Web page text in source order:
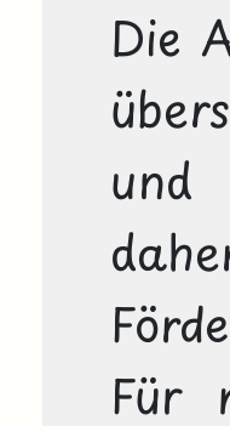
Die
und
Für